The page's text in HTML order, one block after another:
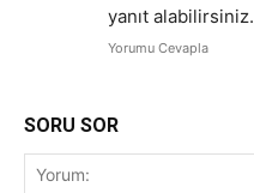
yanıt alabilirsiniz.
Yorumu Cevapla
SORU SOR